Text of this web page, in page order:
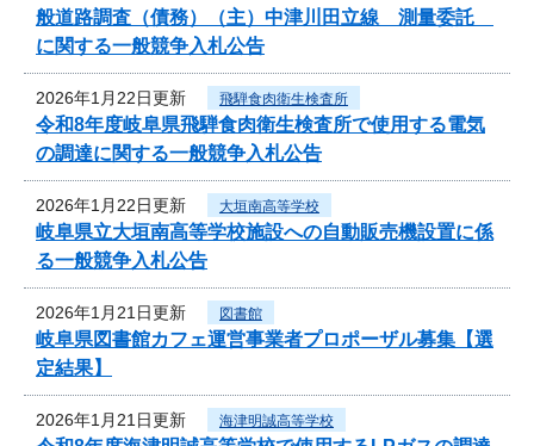
般道路調査（債務）（主）中津川田立線 測量委託
に関する一般競争入札公告
2026年1月22日更新 飛騨食肉衛生検査所
令和8年度岐阜県飛騨食肉衛生検査所で使用する電気
の調達に関する一般競争入札公告
2026年1月22日更新 大垣南高等学校
岐阜県立大垣南高等学校施設への自動販売機設置に係
る一般競争入札公告
2026年1月21日更新 図書館
岐阜県図書館カフェ運営事業者プロポーザル募集【選
定結果】
2026年1月21日更新 海津明誠高等学校